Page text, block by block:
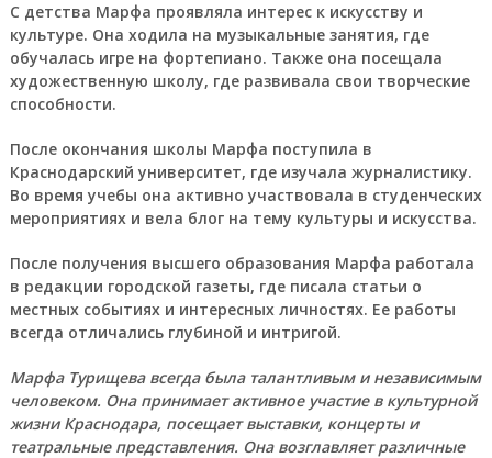
С детства Марфа проявляла интерес к искусству и
культуре. Она ходила на музыкальные занятия, где
обучалась игре на фортепиано. Также она посещала
художественную школу, где развивала свои творческие
способности.
После окончания школы Марфа поступила в
Краснодарский университет, где изучала журналистику.
Во время учебы она активно участвовала в студенческих
мероприятиях и вела блог на тему культуры и искусства.
После получения высшего образования Марфа работала
в редакции городской газеты, где писала статьи о
местных событиях и интересных личностях. Ее работы
всегда отличались глубиной и интригой.
Марфа Турищева всегда была талантливым и независимым
человеком. Она принимает активное участие в культурной
жизни Краснодара, посещает выставки, концерты и
театральные представления. Она возглавляет различные